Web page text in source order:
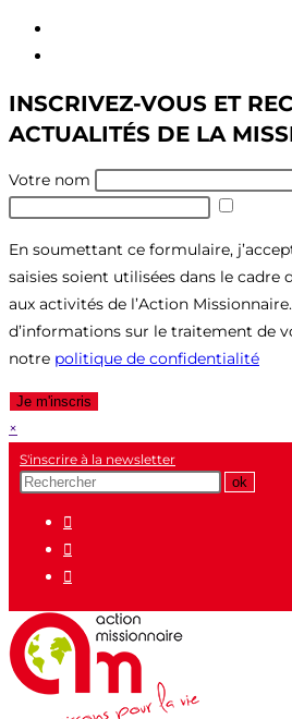
menu
INSCRIVEZ-VOUS ET
ACTUALITÉS DE LA
Votre nom
En soumettant ce formulaire,
saisies soient utilisées dans le cadre
aux activités de l’Action
d’informations sur le traitement de
notre politique de confidentialité
Je m'inscris
×
S'inscrire à la newsletter
Recherche
ok